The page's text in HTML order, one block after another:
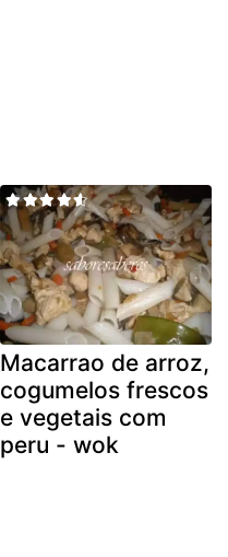
Macarrao de arroz,
cogumelos frescos
e vegetais com
peru - wok